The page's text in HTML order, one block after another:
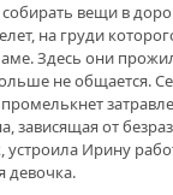
вещи в
на груди
Здесь они
не общается.
зависящая от
Ирину
девочка.